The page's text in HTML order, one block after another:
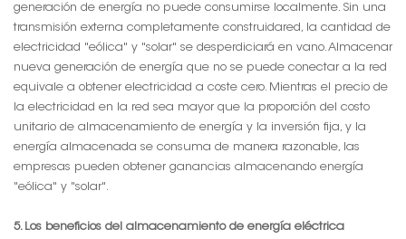
generación de energía no puede consumirse localmente. Sin una
transmisión externa completamente construidared, la cantidad de
electricidad "eólica" y "solar" se desperdiciará en vano. Almacenar
nueva generación de energía que no se puede conectar a la red
equivale a obtener electricidad a coste cero. Mientras el precio de
la electricidad en la red sea mayor que la proporción del costo
unitario de almacenamiento de energía y la inversión fija, y la
energía almacenada se consuma de manera razonable, las
empresas pueden obtener ganancias almacenando energía
"eólica" y "solar".
5. Los beneficios del almacenamiento de energía eléctrica